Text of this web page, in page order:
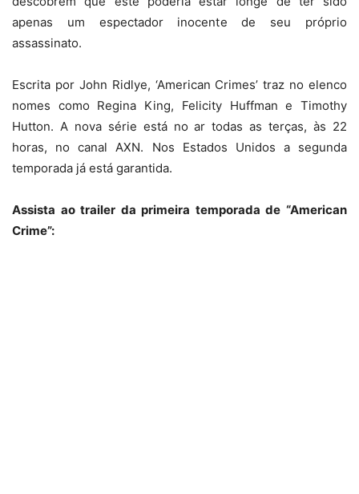
apenas um espectador inocente de seu próprio
assassinato.
Escrita por John Ridlye, ‘American Crimes’ traz no elenco
nomes como Regina King, Felicity Huffman e Timothy
Hutton. A nova série está no ar todas as terças, às 22
horas, no canal AXN. Nos Estados Unidos a segunda
temporada já está garantida.
Assista ao trailer da primeira temporada de “American
Crime”: